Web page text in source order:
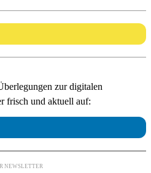
zur digitalen
frisch und aktuell auf:
NEWSLETTER